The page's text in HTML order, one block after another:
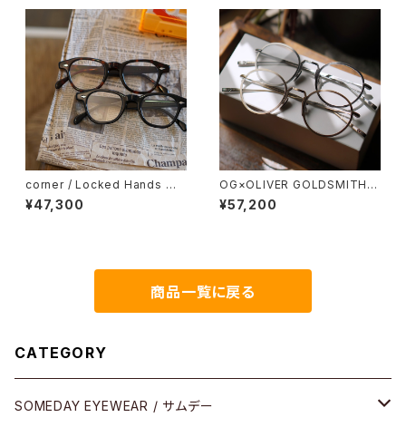
corner / Locked Hands コ
ーナー ロックドハンズ <orner
¥47,300
OG×OLIVER GOLDSMITH /
オージーバイオリバーゴールド
スミス OLIVER Ⅱ -T 2026ss
¥57,200
商品一覧に戻る
CATEGORY
SOMEDAY EYEWEAR / サムデー